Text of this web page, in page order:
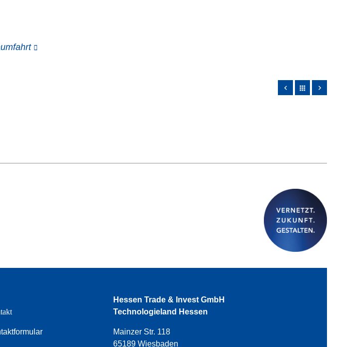
apps
Hessen Trade & Invest GmbH
Technologieland Hessen
Mainzer Str. 118
65189 Wiesbaden